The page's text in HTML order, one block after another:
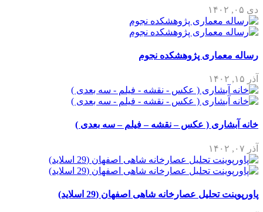
دی ۰۵, ۱۴۰۲
رساله معماری پژوهشکده نجوم
آذر ۱۵, ۱۴۰۲
خانه آبشاری ( عکس – نقشه – فیلم – سه بعدی )
آذر ۰۷, ۱۴۰۲
پاورپوینت تحلیل عصارخانه شاهی اصفهان (29 اسلاید)